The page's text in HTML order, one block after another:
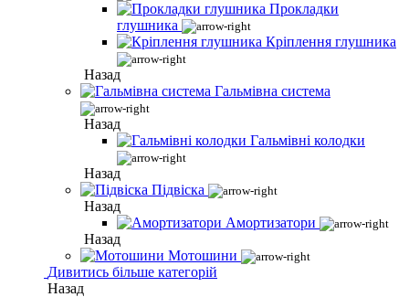
Прокладки
глушника
Кріплення глушника
Назад
Гальмівна система
Назад
Гальмівні колодки
Назад
Підвіска
Назад
Амортизатори
Назад
Мотошини
Дивитись більше категорій
Назад